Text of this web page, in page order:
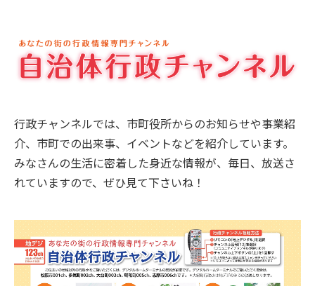
行政チャンネルでは、市町役所からのお知らせや事業紹
介、市町での出来事、イベントなどを紹介しています。
みなさんの生活に密着した身近な情報が、毎日、放送さ
れていますので、ぜひ見て下さいね！